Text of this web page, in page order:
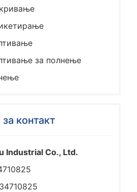
за полнење
контакт
Industrial Co., Ltd.